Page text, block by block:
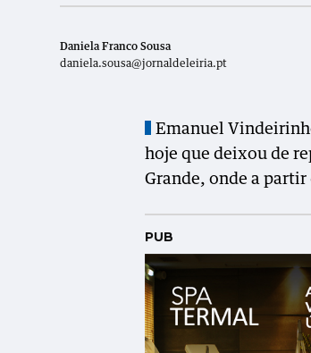
Daniela Franco Sousa
daniela.sousa@jornaldeleiria.pt
Emanuel
hoje que deixou de
Grande, onde a
PUB